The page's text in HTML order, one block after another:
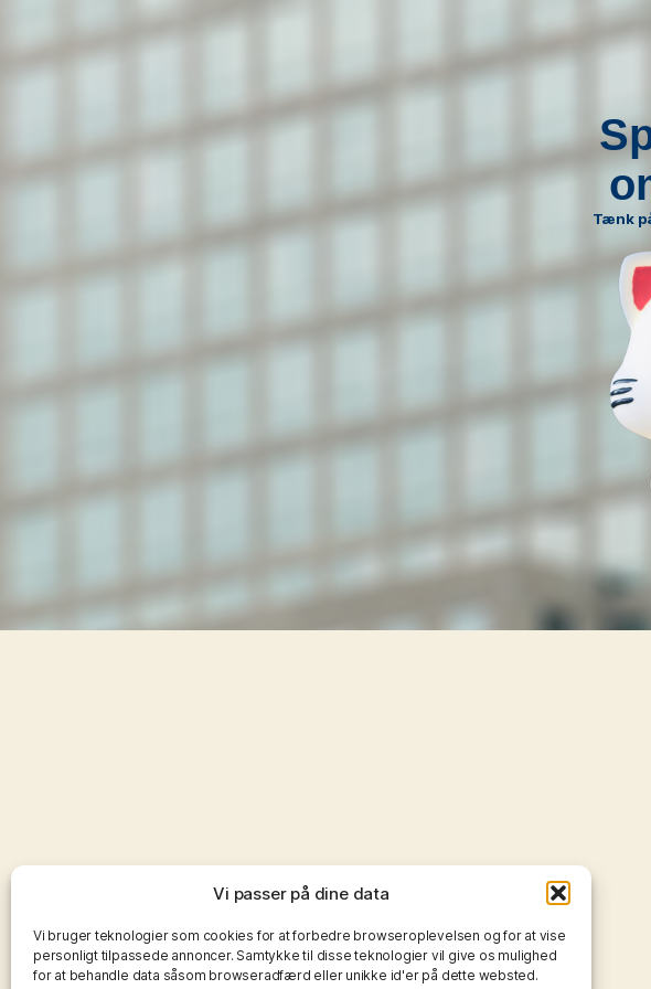
Vi passer på dine data
Vi bruger teknologier som cookies for at forbedre browseroplevelsen og for at vise
personligt tilpassede annoncer. Samtykke til disse teknologier vil give os mulighed
for at behandle data såsom browseradfærd eller unikke id'er på dette websted.
Tænk